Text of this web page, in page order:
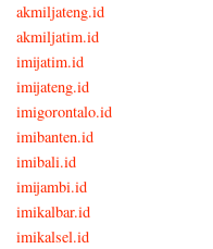
akmiljateng.id
akmiljatim.id
imijatim.id
imijateng.id
imigorontalo.id
imibanten.id
imibali.id
imijambi.id
imikalbar.id
imikalsel.id